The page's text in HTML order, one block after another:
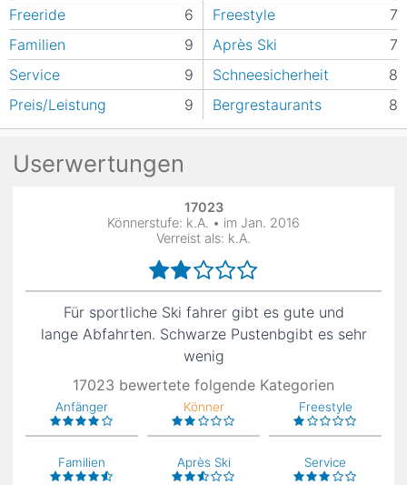
Freeride
6 Freestyle
7
Familien
9 Après Ski
7
Service
9 Schneesicherheit
8
Preis/Leistung
9 Bergrestaurants 8
Userwertungen
17023
Könnerstufe: k.A. • im Jan. 2016
Verreist als: k.A.
Für sportliche Ski fahrer gibt es gute und
lange Abfahrten. Schwarze Pustenbgibt es sehr
wenig
17023 bewertete folgende Kategorien
Anfänger Könner Freestyle
Familien Après Ski Service